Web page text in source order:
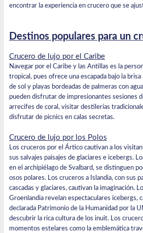
encontrar la experiencia en crucero que se
Destinos populares para un
Crucero de lujo por el Caribe
Navegar por el Caribe y las Antillas es la
tropical, pues ofrece una escapada bajo la
de sol y playas bordeadas de palmeras con
pueden disfrutar de impresionantes sesiones
arrecifes de coral, visitar destilerías
disfrutar de picnics en calas secretas.
Crucero de lujo por los Polos
Los cruceros por el Ártico cautivan a los
sus salvajes paisajes de glaciares e icebergs.
en el archipiélago de Svalbard, se distinguen
osos polares. Los cruceros a Islandia, con sus
cascadas y glaciares, cautivan la imaginación.
Groenlandia revelan espectaculares icebergs,
declarada Patrimonio de la Humanidad por la
descubrir la rica cultura de los inuit. Los
momentos estelares como la emblemática